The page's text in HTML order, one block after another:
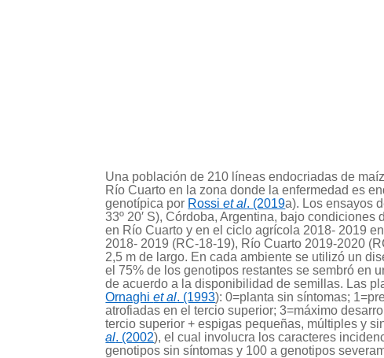
Una población de 210 líneas endocriadas de
Río Cuarto en la zona donde la enfermedad es
genotípica por Rossiet al. (2019a). Los ensayos
33º 20′ S), Córdoba, Argentina, bajo
en Río Cuarto y en el ciclo agrícola 2018- 2019
2018- 2019 (RC-18-19), Río Cuarto 2019-2020
2,5 m de largo. En cada ambiente se utilizó un
el 75% de los genotipos restantes se sembró en
de acuerdo a la disponibilidad de semillas. Las
Ornaghiet al. (1993): 0=planta sin síntomas;
atrofiadas en el tercio superior; 3=máximo
tercio superior + espigas pequeñas, múltiples y
al. (2002), el cual involucra los caracteres
genotipos sin síntomas y 100 a genotipos